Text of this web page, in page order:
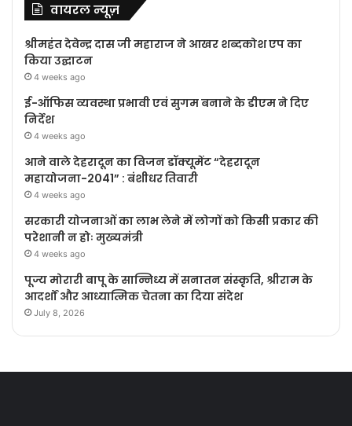
वायरल न्यूज़
श्रीमहंत देवेन्द्र दास जी महाराज ने आखर शब्दकोश एप का
किया उद्घाटन
4 weeks ago
ई-ऑफिस व्यवस्था प्रभावी एवं सुगम बनाने के डीएम ने दिए
निर्देश
4 weeks ago
आने वाले देहरादून का विजन डॉक्यूमेंट “देहरादून
महायोजना-2041” : बंशीधर तिवारी
4 weeks ago
सरकारी योजनाओं का लाभ लेने में लोगों को किसी प्रकार की
परेशानी न होः मुख्यमंत्री
4 weeks ago
पूज्य मोरारी बापू के सान्निध्य में सनातन संस्कृति, श्रीराम के
आदर्शों और आध्यात्मिक चेतना का दिया संदेश
July 8, 2026